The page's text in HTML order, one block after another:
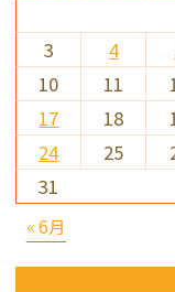
« 6月
3
4
10
11
17
18
24
25
31